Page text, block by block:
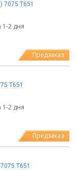
7075 Т651
1-2 дня
Предзаказ
Т651
1-2 дня
Предзаказ
Т651